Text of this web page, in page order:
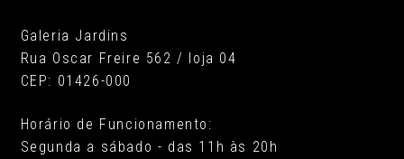
Galeria Jardins
Rua Oscar Freire 562 / loja 04
CEP: 01426-000
Horário de Funcionamento:
Segunda a sábado - das 11h às 20h